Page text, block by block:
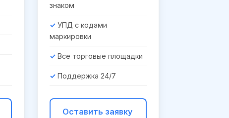
знаком
УПД с кодами
маркировки
Все торговые площадки
Поддержка 24/7
Оставить заявку